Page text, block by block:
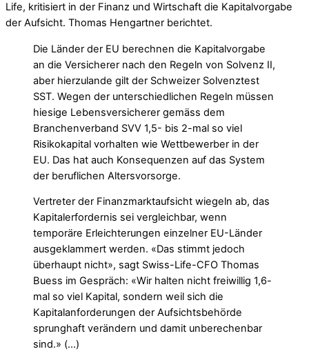
Life, kritisiert in der Finanz und Wirtschaft die Kapitalvorgabe
der Aufsicht. Thomas Hengartner berichtet.
Die Länder der EU berechnen die Kapitalvorgabe
an die Versicherer nach den Regeln von Solvenz II,
aber hierzulande gilt der Schweizer Solvenztest
SST. Wegen der unterschiedlichen Regeln müssen
hiesige Lebensversicherer gemäss dem
Branchenverband SVV 1,5- bis 2-mal so viel
Risikokapital vorhalten wie Wettbewerber in der
EU. Das hat auch Konsequenzen auf das System
der beruflichen Altersvorsorge.
Vertreter der Finanzmarktaufsicht wiegeln ab, das
Kapitalerfordernis sei vergleichbar, wenn
temporäre Erleichterungen einzelner EU-Länder
ausgeklammert werden. «Das stimmt jedoch
überhaupt nicht», sagt Swiss-Life-CFO Thomas
Buess im Gespräch: «Wir halten nicht freiwillig 1,6-
mal so viel Kapital, sondern weil sich die
Kapitalanforderungen der Aufsichtsbehörde
sprunghaft verändern und damit unberechenbar
sind.» (…)